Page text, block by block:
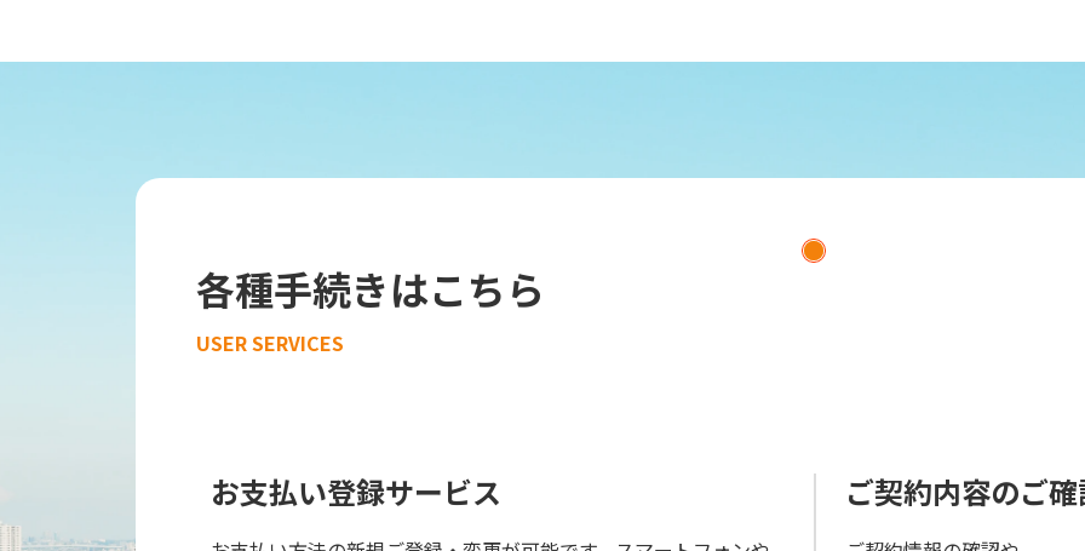
各種手続きはこちら
USER SERVICES
お支払い登録サービス ご契約内容のご